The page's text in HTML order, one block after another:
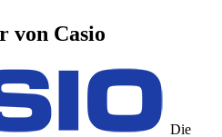
von Casio
Die